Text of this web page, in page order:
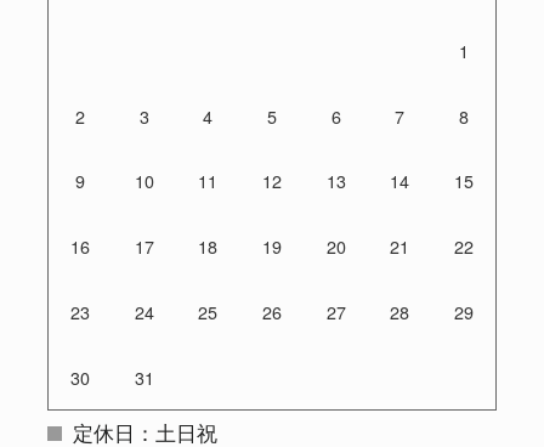
1
2 3 4 5 6 7 8
9 10 11 12 13 14 15
16 17 18 19 20 21 22
23 24 25 26 27 28 29
30 31
定休日：土日祝